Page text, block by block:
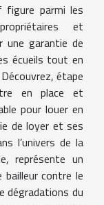
figure parmi les
et
une garantie de
écueils tout en
étape
en place et
pour louer en
de loyer et ses
l’univers de la
représente un
contre le
dégradations du